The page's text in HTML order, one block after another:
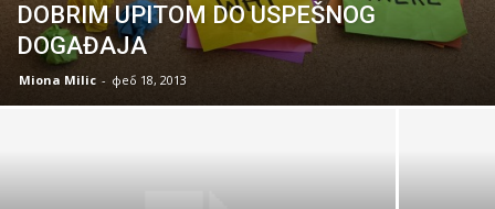
DOBRIM UPITOM DO USPEŠNOG
DOGAĐAJA
Miona Milic - феб 18, 2013